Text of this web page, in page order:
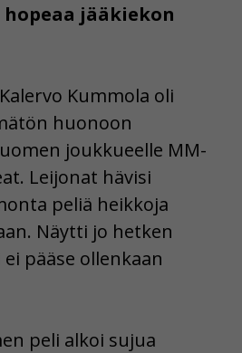
jääkiekon
Kummola oli
huonoon
joukkueelle MM-
Leijonat hävisi
peliä heikkoja
Näytti jo hetken
pääse ollenkaan
peli alkoi sujua